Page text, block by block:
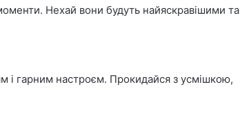
Нехай вони будуть найяскравішими та
і гарним настроєм. Прокидайся з усмішкою,